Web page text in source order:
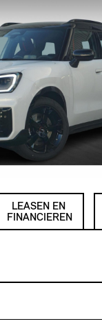
LEASEN EN
FINANCIEREN